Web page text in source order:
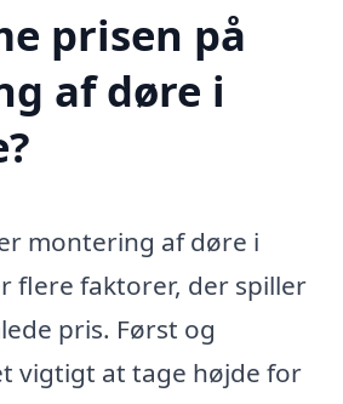
prisen på
af døre i
montering af døre i
flere faktorer, der spiller
pris. Først og
vigtigt at tage højde for